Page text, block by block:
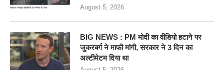
August 5, 2026
BIG NEWS : PM मोदी का वीडियो हटाने पर
जुकरबर्ग ने माफी मांगी, सरकार ने 3 दिन का
अल्टीमेटम दिया था